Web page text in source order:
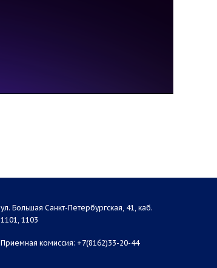
ул. Большая Санкт-Петербургская, 41, каб.
1101, 1103
Приемная комиссия: +7(8162)33-20-44